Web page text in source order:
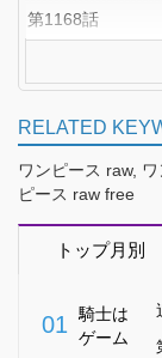
第1168話
RELATED
ワンピース raw,
ピース raw free
トップ月別
01